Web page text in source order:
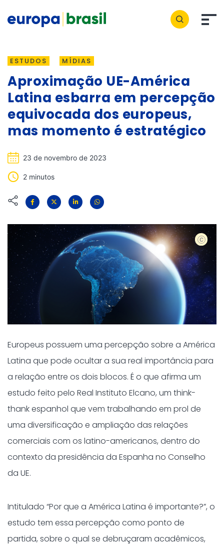
ESTUDOS MÍDIAS
Aproximação UE-América
Latina esbarra em percepção
equivocada dos europeus,
mas momento é estratégico
23 de novembro de 2023
2 minutos
Europeus possuem uma percepção sobre a América
Latina que pode ocultar a sua real importância para
a relação entre os dois blocos. É o que afirma um
estudo feito pelo Real Instituto Elcano, um think-
thank espanhol que vem trabalhando em prol de
uma diversificação e ampliação das relações
comerciais com os latino-americanos, dentro do
contexto da presidência da Espanha no Conselho
da UE.
Intitulado “Por que a América Latina é importante?”, o
estudo tem essa percepção como ponto de
partida, sobre o qual se debruçaram acadêmicos,